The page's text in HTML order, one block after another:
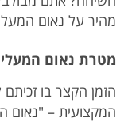
מהיר על נאום
מטרת נאום
הזמן הקצר בו
המקצועית – "נאום